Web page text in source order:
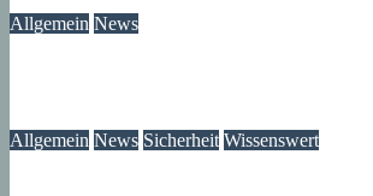
Allgemein News
Allgemein News Sicherheit Wissenswert